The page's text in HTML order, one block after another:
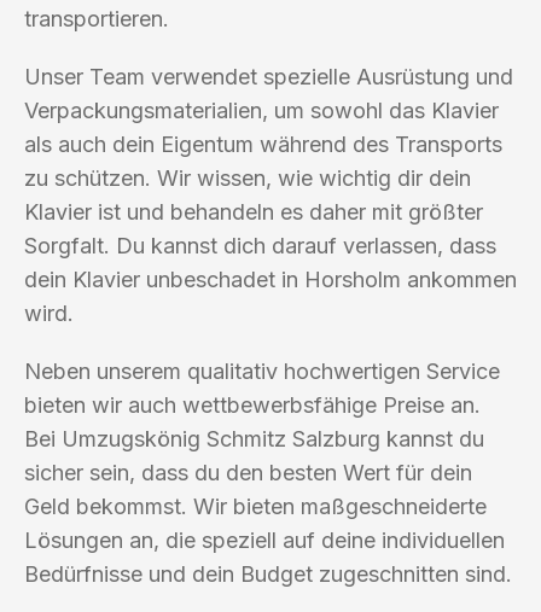
transportieren.
Unser Team verwendet spezielle Ausrüstung und
Verpackungsmaterialien, um sowohl das Klavier
als auch dein Eigentum während des Transports
zu schützen. Wir wissen, wie wichtig dir dein
Klavier ist und behandeln es daher mit größter
Sorgfalt. Du kannst dich darauf verlassen, dass
dein Klavier unbeschadet in Horsholm ankommen
wird.
Neben unserem qualitativ hochwertigen Service
bieten wir auch wettbewerbsfähige Preise an.
Bei Umzugskönig Schmitz Salzburg kannst du
sicher sein, dass du den besten Wert für dein
Geld bekommst. Wir bieten maßgeschneiderte
Lösungen an, die speziell auf deine individuellen
Bedürfnisse und dein Budget zugeschnitten sind.